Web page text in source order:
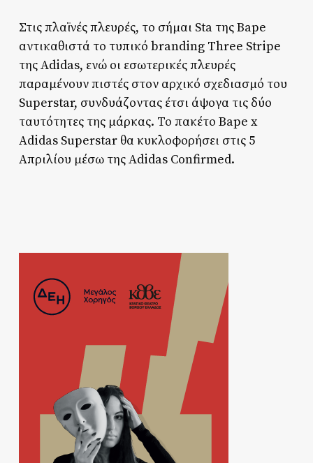
Στις πλαϊνές πλευρές, το σήμαι Sta της Bape
αντικαθιστά το τυπικό branding Three Stripe
της Adidas, ενώ οι εσωτερικές πλευρές
παραμένουν πιστές στον αρχικό σχεδιασμό του
Superstar, συνδυάζοντας έτσι άψογα τις δύο
ταυτότητες της μάρκας. Το πακέτο Bape x
Adidas Superstar θα κυκλοφορήσει στις 5
Απριλίου μέσω της Adidas Confirmed.